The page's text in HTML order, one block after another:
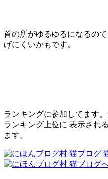
首の所がゆるゆるになるの
げにくいかもです。
ランキングに参加してます
ランキング上位に 表示され
ます。